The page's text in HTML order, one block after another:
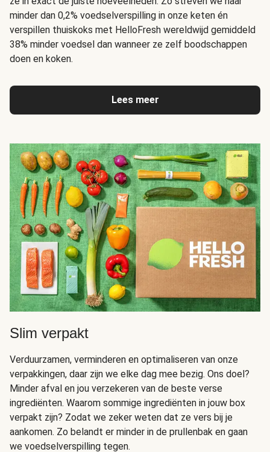
minder dan 0,2% voedselverspilling in onze keten én
verspillen thuiskoks met HelloFresh wereldwijd gemiddeld
38% minder voedsel dan wanneer ze zelf boodschappen
doen en koken.
Lees meer
Slim verpakt
Verduurzamen, verminderen en optimaliseren van onze
verpakkingen, daar zijn we elke dag mee bezig. Ons doel?
Minder afval en jou verzekeren van de beste verse
ingrediënten. Waarom sommige ingrediënten in jouw box
verpakt zijn? Zodat we zeker weten dat ze vers bij je
aankomen. Zo belandt er minder in de prullenbak en gaan
we voedselverspilling tegen.